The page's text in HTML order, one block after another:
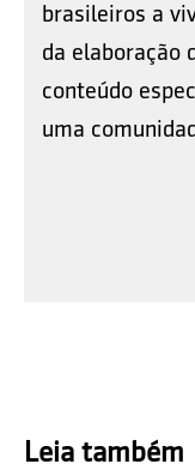
brasileiros a
da elaboração
conteúdo
uma
Leia também